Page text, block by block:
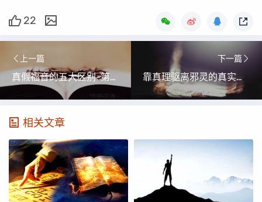
22
上一篇
真假福音的五大区别-第5讲
下一篇
靠真理驱离邪灵的真实见证！
相关文章